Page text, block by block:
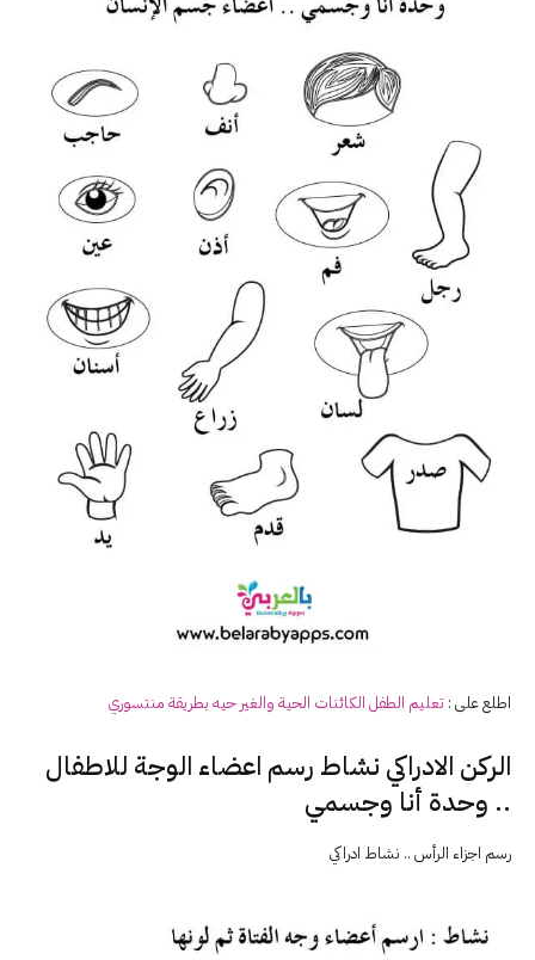
اطلع على : تعليم الطفل الكائنات الحية والغير حيه بطريقة منتسوري
الركن الادراكي نشاط رسم اعضاء الوجة للاطفال
.. وحدة أنا وجسمي
رسم اجزاء الرأس .. نشاط ادراكي